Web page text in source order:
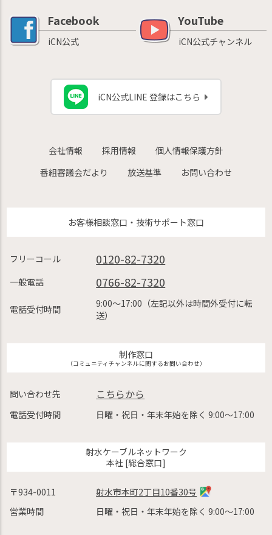
Facebook
iCN公式
YouTube
iCN公式チャンネル
iCN公式LINE 登録はこちら
会社情報 採用情報
個人情報保護方針
番組審議会だより
放送基準 お問い合わせ
お客様相談窓口・技術サポート窓口
フリーコール 0120-82-7320
一般電話 0766-82-7320
電話受付時間
9:00〜17:00（左記以外は時間外受付に転
送）
制作窓口
（コミュニティチャンネルに関するお問い合わせ）
問い合わせ先 こちらから
電話受付時間 日曜・祝日・年末年始を除く 9:00〜17:00
射水ケーブルネットワーク
本社 [総合窓口]
〒934-0011
射水市本町2丁目10番30号
営業時間
日曜・祝日・年末年始を除く 9:00〜17:00